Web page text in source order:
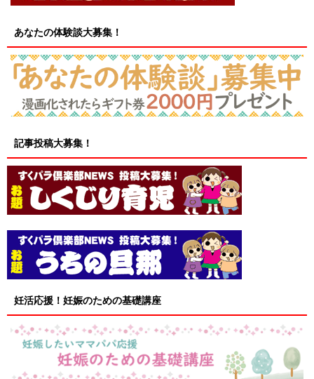
あなたの体験談大募集！
記事投稿大募集！
妊活応援！妊娠のための基礎講座